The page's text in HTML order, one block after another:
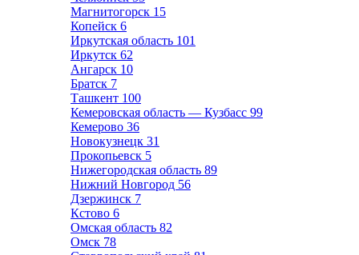
Магнитогорск 15
Копейск 6
Иркутская область 101
Иркутск 62
Ангарск 10
Братск 7
Ташкент 100
Кемеровская область — Кузбасс 99
Кемерово 36
Новокузнецк 31
Прокопьевск 5
Нижегородская область 89
Нижний Новгород 56
Дзержинск 7
Кстово 6
Омская область 82
Омск 78